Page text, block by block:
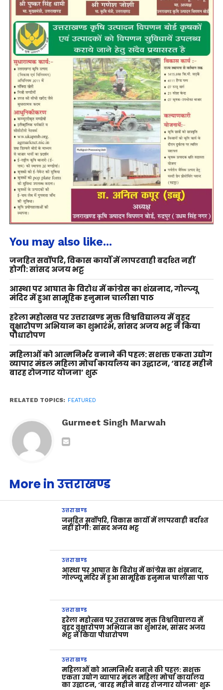
You may also like...
जनहित सर्वोपरि, विकास कार्यों में लापरवाही बर्दाश्त नहीं
होगी: सांसद अजय भट्ट
आस्था पर आघात के विरोध में कांग्रेस का शंखनाद, गोल्ज्यू
मंदिर में हुआ सामूहिक हनुमान चालीसा पाठ
हरेला महोत्सव पर उत्तराखण्ड मुक्त विश्वविद्यालय में वृहद
वृक्षारोपण अभियान का शुभारंभ, सांसद अजय भट्ट ने किया
पौधारोपण
महिलाओं को आत्मनिर्भर बनाने की पहल: सशक्त एकता उद्योग
व्यापार मंडल महिला मोर्चा कार्यालय का उद्घाटन, ‘बारह महीने
बारह रोजगार योजना’ शुरू
RELATED TOPICS: FEATURED
Gurmeet Singh Marwah
More in उत्तराखण्ड
उत्तराखण्ड
जनहित सर्वोपरि, विकास कार्यों में लापरवाही बर्दाश्त
नहीं होगी: सांसद अजय भट्ट
उत्तराखण्ड
आस्था पर आघात के विरोध में कांग्रेस का शंखनाद,
गोल्ज्यू मंदिर में हुआ सामूहिक हनुमान चालीसा पाठ
उत्तराखण्ड
हरेला महोत्सव पर उत्तराखण्ड मुक्त विश्वविद्यालय में
वृहद वृक्षारोपण अभियान का शुभारंभ, सांसद अजय
भट्ट ने किया पौधारोपण
उत्तराखण्ड
महिलाओं को आत्मनिर्भर बनाने की पहल: सशक्त
एकता उद्योग व्यापार मंडल महिला मोर्चा कार्यालय
का उद्घाटन, ‘बारह महीने बारह रोजगार योजना’ शुरू